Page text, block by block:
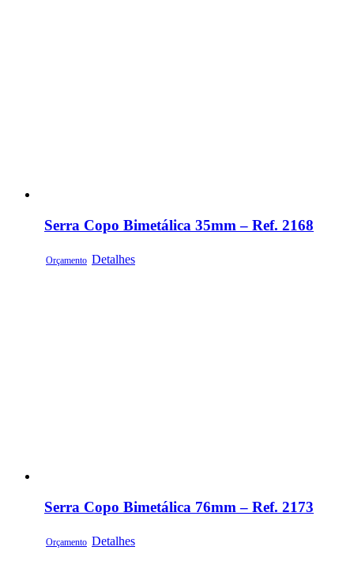
Serra Copo Bimetálica 35mm – Ref. 2168
Orçamento Detalhes
Serra Copo Bimetálica 76mm – Ref. 2173
Orçamento Detalhes